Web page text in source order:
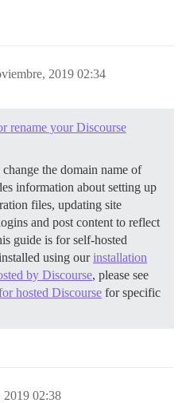
2019 02:34
rename your Discourse
the domain name of
information about setting up
files, updating site
and post content to reflect
guide is for self-hosted
using ourinstallation
by Discourse, please see
hosted Discourse for specific
2019 02:38